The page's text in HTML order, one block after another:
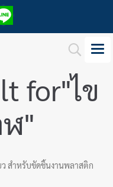
for"ไข
"
ว สำหรับขัดชิ้นงานพลาสติก